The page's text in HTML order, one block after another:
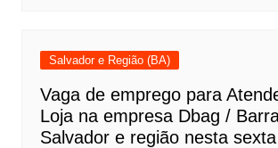
Salvador e Região (BA)
Vaga de emprego para
Loja na empresa Dbag /
Salvador e região nesta